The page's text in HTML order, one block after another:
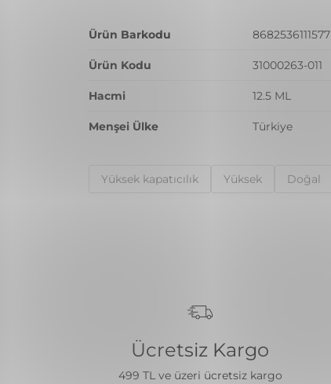
Ürün Barkodu 8682536111577
Ürün Kodu 31000263-011
Hacmi 12.5 ML
Menşei Ülke Türkiye
Yüksek kapatıcılık Yüksek Doğal
Ücretsiz Kargo
499 TL ve üzeri ücretsiz kargo